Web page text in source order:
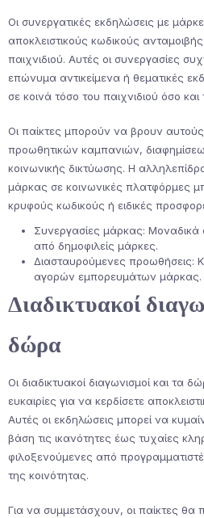
Οι συνεργατικές εκδηλώσεις με
αποκλειστικούς κωδικούς
παιχνιδιού. Αυτές οι συνεργασίες
επώνυμα αντικείμενα ή θεματικές
σε κοινά τόσο του παιχνιδιού όσο
Οι παίκτες μπορούν να βρουν
προωθητικών καμπανιών,
κοινωνικής δικτύωσης. Η
μάρκας σε κοινωνικές πλατφόρμες
κρυφούς κωδικούς ή ειδικές
Συνεργασίες μάρκας: Μοναδικά
από δημοφιλείς μάρκες.
Διασταυρούμενες προωθήσεις:
αγορών εμπορευμάτων μάρκας.
Διαδικτυακοί
δώρα
Οι διαδικτυακοί διαγωνισμοί και τα
ευκαιρίες για να κερδίσετε
Αυτές οι εκδηλώσεις μπορεί να
βάση τις ικανότητες έως τυχαίες
φιλοξενούμενες από
της κοινότητας.
Για να συμμετάσχουν, οι παίκτες θα